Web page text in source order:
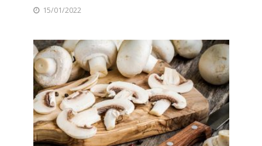
15/01/2022